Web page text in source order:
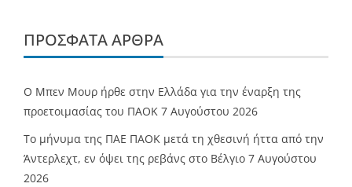
ΠΡΌΣΦΑΤΑ ΆΡΘΡΑ
O Mπεν Μουρ ήρθε στην Ελλάδα για την έναρξη της
προετοιμασίας του ΠΑΟΚ 7 Αυγούστου 2026
Το μήνυμα της ΠΑΕ ΠΑΟΚ μετά τη χθεσινή ήττα από την
Άντερλεχτ, εν όψει της ρεβάνς στο Βέλγιο 7 Αυγούστου
2026